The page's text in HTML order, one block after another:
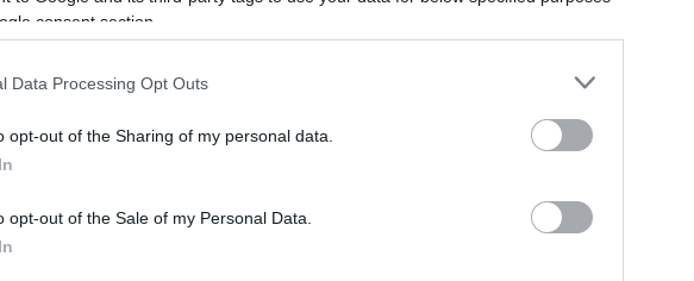
consent section.
Data Processing Opt Outs
opt-out of the Sharing of my personal data.
opt-out of the Sale of my Personal Data.
trendeket a fiatalok elvárásai (X)
is várnak.